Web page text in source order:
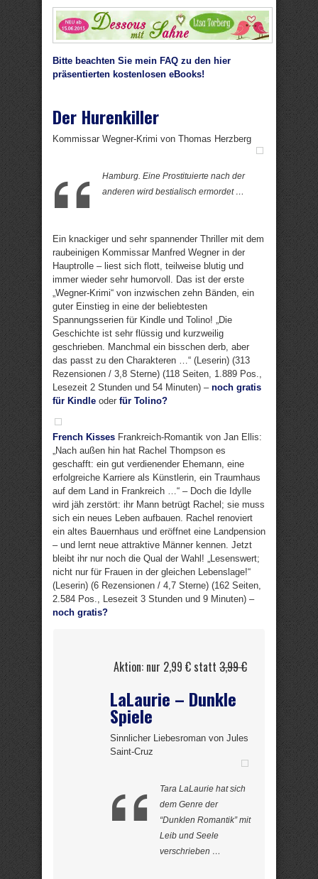
Bitte beachten Sie mein FAQ zu den hier
präsentierten kostenlosen eBooks!
Der Hurenkiller
Kommissar Wegner-Krimi von Thomas Herzberg
Hamburg. Eine Prostituierte nach der
anderen wird bestialisch ermordet …
Ein knackiger und sehr spannender Thriller mit dem
raubeinigen Kommissar Manfred Wegner in der
Hauptrolle – liest sich flott, teilweise blutig und
immer wieder sehr humorvoll. Das ist der erste
„Wegner-Krimi“ von inzwischen zehn Bänden, ein
guter Einstieg in eine der beliebtesten
Spannungsserien für Kindle und Tolino! „Die
Geschichte ist sehr flüssig und kurzweilig
geschrieben. Manchmal ein bisschen derb, aber
das passt zu den Charakteren …“ (Leserin) (313
Rezensionen / 3,8 Sterne) (118 Seiten, 1.889 Pos.,
Lesezeit 2 Stunden und 54 Minuten) – noch gratis
für Kindle oder für Tolino?
French Kisses Frankreich-Romantik von Jan Ellis:
„Nach außen hin hat Rachel Thompson es
geschafft: ein gut verdienender Ehemann, eine
erfolgreiche Karriere als Künstlerin, ein Traumhaus
auf dem Land in Frankreich …“ – Doch die Idylle
wird jäh zerstört: ihr Mann betrügt Rachel; sie muss
sich ein neues Leben aufbauen. Rachel renoviert
ein altes Bauernhaus und eröffnet eine Landpension
– und lernt neue attraktive Männer kennen. Jetzt
bleibt ihr nur noch die Qual der Wahl! „Lesenswert;
nicht nur für Frauen in der gleichen Lebenslage!“
(Leserin) (6 Rezensionen / 4,7 Sterne) (162 Seiten,
2.584 Pos., Lesezeit 3 Stunden und 9 Minuten) –
noch gratis?
Aktion: nur 2,99 € statt 3,99 €
LaLaurie – Dunkle
Spiele
Sinnlicher Liebesroman von Jules
Saint-Cruz
Tara LaLaurie hat sich
dem Genre der
“Dunklen Romantik” mit
Leib und Seele
verschrieben …